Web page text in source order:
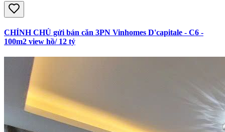
CHÍNH CHỦ gửi bán căn 3PN Vinhomes D'capitale - C6 -
100m2 view hồ/ 12 tỷ